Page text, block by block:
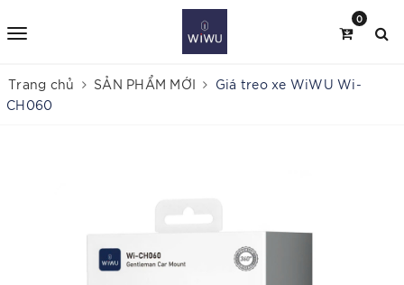
0
Trang chủ SẢN PHẨM MỚI
Giá treo xe WiWU Wi-
CH060